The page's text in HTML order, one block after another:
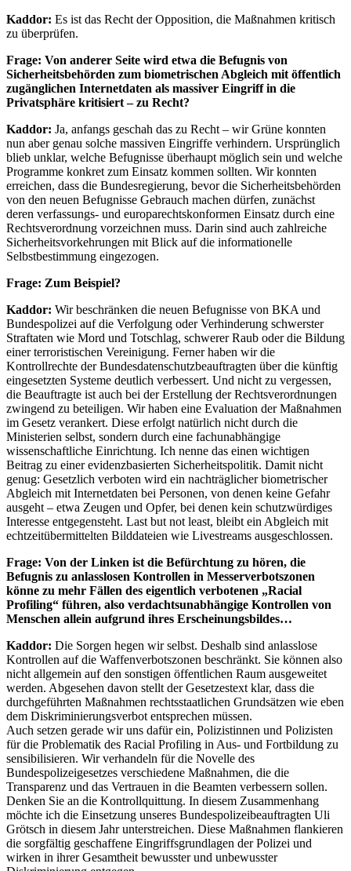
Kaddor: Es ist das Recht der Opposition, die Maßnahmen kritisch
zu überprüfen.
Frage: Von anderer Seite wird etwa die Befugnis von
Sicherheitsbehörden zum biometrischen Abgleich mit öffentlich
zugänglichen Internetdaten als massiver Eingriff in die
Privatsphäre kritisiert – zu Recht?
Kaddor: Ja, anfangs geschah das zu Recht – wir Grüne konnten
nun aber genau solche massiven Eingriffe verhindern. Ursprünglich
blieb unklar, welche Befugnisse überhaupt möglich sein und welche
Programme konkret zum Einsatz kommen sollten. Wir konnten
erreichen, dass die Bundesregierung, bevor die Sicherheitsbehörden
von den neuen Befugnisse Gebrauch machen dürfen, zunächst
deren verfassungs- und europarechtskonformen Einsatz durch eine
Rechtsverordnung vorzeichnen muss. Darin sind auch zahlreiche
Sicherheitsvorkehrungen mit Blick auf die informationelle
Selbstbestimmung eingezogen.
Frage: Zum Beispiel?
Kaddor: Wir beschränken die neuen Befugnisse von BKA und
Bundespolizei auf die Verfolgung oder Verhinderung schwerster
Straftaten wie Mord und Totschlag, schwerer Raub oder die Bildung
einer terroristischen Vereinigung. Ferner haben wir die
Kontrollrechte der Bundesdatenschutzbeauftragten über die künftig
eingesetzten Systeme deutlich verbessert. Und nicht zu vergessen,
die Beauftragte ist auch bei der Erstellung der Rechtsverordnungen
zwingend zu beteiligen. Wir haben eine Evaluation der Maßnahmen
im Gesetz verankert. Diese erfolgt natürlich nicht durch die
Ministerien selbst, sondern durch eine fachunabhängige
wissenschaftliche Einrichtung. Ich nenne das einen wichtigen
Beitrag zu einer evidenzbasierten Sicherheitspolitik. Damit nicht
genug: Gesetzlich verboten wird ein nachträglicher biometrischer
Abgleich mit Internetdaten bei Personen, von denen keine Gefahr
ausgeht – etwa Zeugen und Opfer, bei denen kein schutzwürdiges
Interesse entgegensteht. Last but not least, bleibt ein Abgleich mit
echtzeitübermittelten Bilddateien wie Livestreams ausgeschlossen.
Frage: Von der Linken ist die Befürchtung zu hören, die
Befugnis zu anlasslosen Kontrollen in Messerverbotszonen
könne zu mehr Fällen des eigentlich verbotenen „Racial
Profiling“ führen, also verdachtsunabhängige Kontrollen von
Menschen allein aufgrund ihres Erscheinungsbildes…
Kaddor: Die Sorgen hegen wir selbst. Deshalb sind anlasslose
Kontrollen auf die Waffenverbotszonen beschränkt. Sie können also
nicht allgemein auf den sonstigen öffentlichen Raum ausgeweitet
werden. Abgesehen davon stellt der Gesetzestext klar, dass die
durchgeführten Maßnahmen rechtsstaatlichen Grundsätzen wie eben
dem Diskriminierungsverbot entsprechen müssen.
Auch setzen gerade wir uns dafür ein, Polizistinnen und Polizisten
für die Problematik des Racial Profiling in Aus- und Fortbildung zu
sensibilisieren. Wir verhandeln für die Novelle des
Bundespolizeigesetzes verschiedene Maßnahmen, die die
Transparenz und das Vertrauen in die Beamten verbessern sollen.
Denken Sie an die Kontrollquittung. In diesem Zusammenhang
möchte ich die Einsetzung unseres Bundespolizeibeauftragten Uli
Grötsch in diesem Jahr unterstreichen. Diese Maßnahmen flankieren
die sorgfältig geschaffene Eingriffsgrundlagen der Polizei und
wirken in ihrer Gesamtheit bewusster und unbewusster